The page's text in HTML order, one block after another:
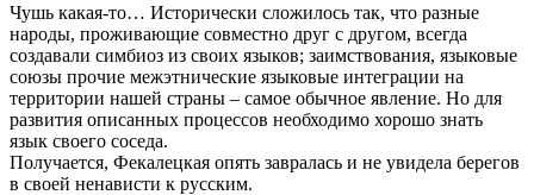
Чушь какая-то… Исторически сложилось так, что разные
народы, проживающие совместно друг с другом, всегда
создавали симбиоз из своих языков; заимствования, языковые
союзы прочие межэтнические языковые интеграции на
территории нашей страны – самое обычное явление. Но для
развития описанных процессов необходимо хорошо знать
язык своего соседа.
Получается, Фекалецкая опять завралась и не увидела берегов
в своей ненависти к русским.